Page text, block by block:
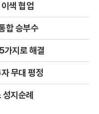
색 협업
합 승부수
가지로 해결
무대 평정
지순례